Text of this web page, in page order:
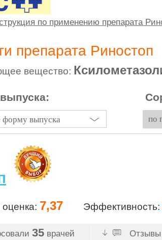
по применению препарата
препарата Риностоп
вещество:
форму выпуска по
7,37 Эффективность:
35 врачей Отзывы